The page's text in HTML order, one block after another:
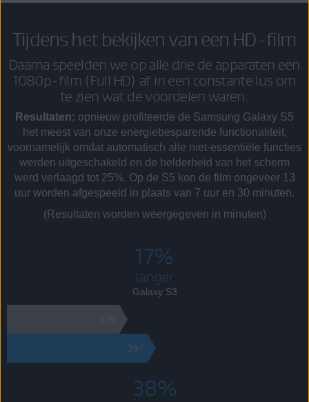
Tijdens het bekijken van een HD-film
Daarna speelden we op alle drie de apparaten een
1080p-film (Full HD) af in een constante lus om
te zien wat de voordelen waren.
Resultaten: opnieuw profiteerde de Samsung Galaxy S5
het meest van onze energiebesparende functionaliteit,
voornamelijk omdat automatisch alle niet-essentiële functies
werden uitgeschakeld en de helderheid van het scherm
werd verlaagd tot 25%. Op de S5 kon de film ongeveer 13
uur worden afgespeeld in plaats van 7 uur en 30 minuten.
(Resultaten worden weergegeven in minuten)
17%
langer
Galaxy S3
397
38%